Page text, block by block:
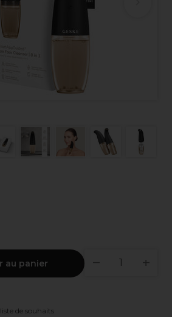
au panier
de souhaits